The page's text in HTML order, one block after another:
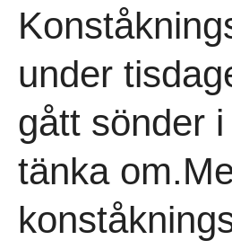
under
gått sönder
tänka